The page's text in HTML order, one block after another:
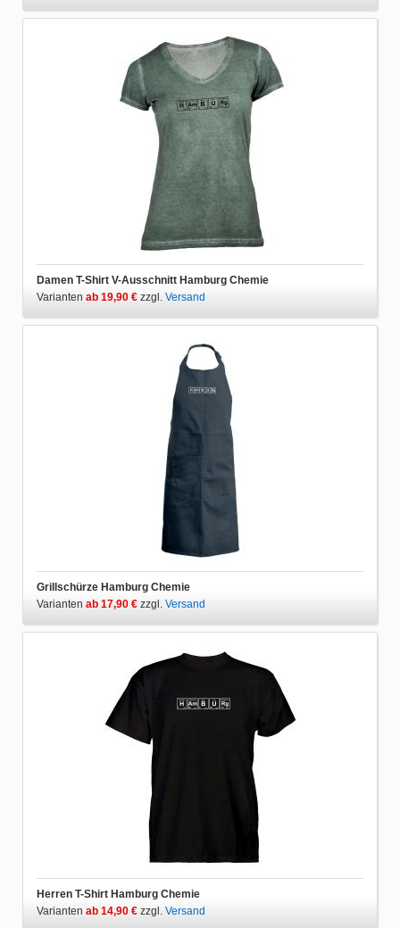
Damen T-Shirt V-Ausschnitt Hamburg Chemie
Varianten ab 19,90 € zzgl. Versand
Grillschürze Hamburg Chemie
Varianten ab 17,90 € zzgl. Versand
Herren T-Shirt Hamburg Chemie
Varianten ab 14,90 € zzgl. Versand